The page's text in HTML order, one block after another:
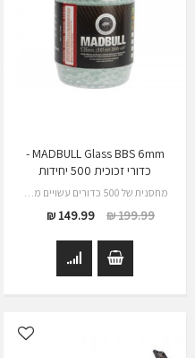
MADBULL Glass BBS 6mm -
כדורי זכוכית 500 יחידות
199.99 ₪
149.99 ₪